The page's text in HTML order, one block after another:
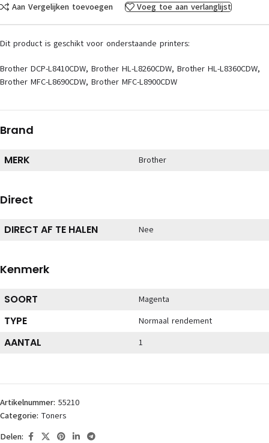
Aan Vergelijken toevoegen Voeg toe aan verlanglijst
Dit product is geschikt voor onderstaande printers:
Brother DCP-L8410CDW, Brother HL-L8260CDW, Brother HL-L8360CDW,
Brother MFC-L8690CDW, Brother MFC-L8900CDW
Brand
MERK Brother
Direct
DIRECT AF TE HALEN Nee
Kenmerk
SOORT Magenta
TYPE Normaal rendement
AANTAL 1
Artikelnummer: 55210
Categorie: Toners
Delen: